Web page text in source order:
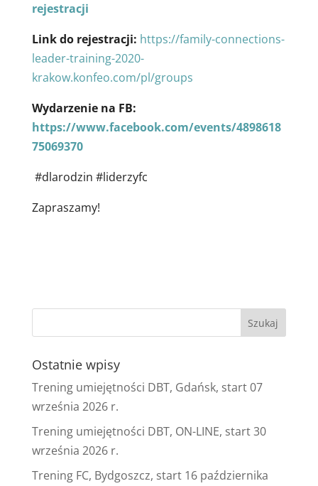
rejestracji
Link do rejestracji: https://family-connections-
leader-training-2020-
krakow.konfeo.com/pl/groups
Wydarzenie na FB:
https://www.facebook.com/events/4898618
75069370
#dlarodzin #liderzyfc
Zapraszamy!
Ostatnie wpisy
Trening umiejętności DBT, Gdańsk, start 07
września 2026 r.
Trening umiejętności DBT, ON-LINE, start 30
września 2026 r.
Trening FC, Bydgoszcz, start 16 października